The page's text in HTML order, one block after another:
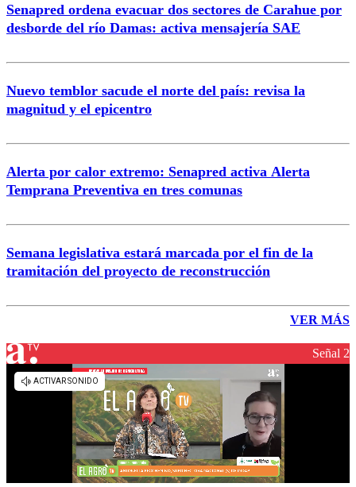
Senapred ordena evacuar dos sectores de Carahue por
desborde del río Damas: activa mensajería SAE
Nuevo temblor sacude el norte del país: revisa la
magnitud y el epicentro
Alerta por calor extremo: Senapred activa Alerta
Temprana Preventiva en tres comunas
Semana legislativa estará marcada por el fin de la
tramitación del proyecto de reconstrucción
VER MÁS
Señal 2